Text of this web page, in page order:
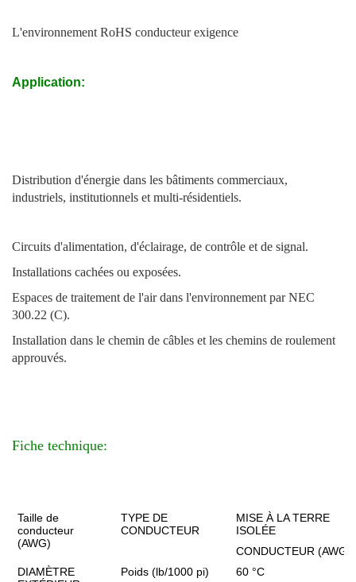
L'environnement RoHS conducteur exigence
Application:
Distribution d'énergie dans les bâtiments commerciaux,
industriels, institutionnels et multi-résidentiels.
Circuits d'alimentation, d'éclairage, de contrôle et de signal.
Installations cachées ou exposées.
Espaces de traitement de l'air dans l'environnement par NEC
300.22 (C).
Installation dans le chemin de câbles et les chemins de roulement
approuvés.
Fiche technique:
Taille de
conducteur
(AWG)
TYPE DE
CONDUCTEUR
MISE À LA TERRE
ISOLÉE
CONDUCTEUR (AWG)
DIAMÈTRE
Poids (lb/1000 pi) 60 °C